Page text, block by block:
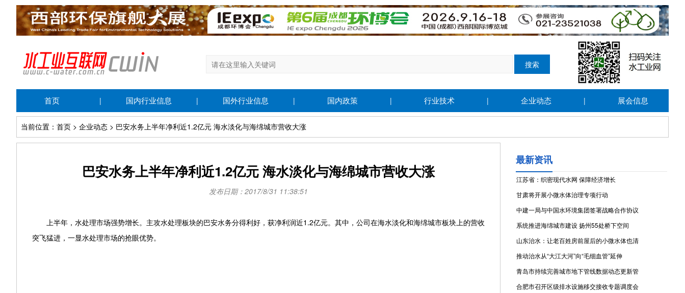
首页 | 国内行业信息 | 国外行业信息 | 国内政策 | 行业技术 | 企业动态 | 展会信息
当前位置：首页 > 企业动态 > 巴安水务上半年净利近1.2亿元 海水淡化与海绵城市营收大涨
巴安水务上半年净利近1.2亿元 海水淡化与海绵城市营收大涨
发布日期：2017/8/31 11:38:51
上半年，水处理市场强势增长。主攻水处理板块的巴安水务分得利好，获净利润近1.2亿元。其中，公司在海水淡化和海绵城市板块上的营收
突飞猛进，一显水处理市场的抢眼优势。
最新资讯
江苏省：织密现代水网 保障经济增长
甘肃将开展小微水体治理专项行动
中建一局与中国水环境集团签署战略合作协议
系统推进海绵城市建设 扬州55处桥下空间
山东治水：让老百姓房前屋后的小微水体也清
推动治水从“大江大河”向“毛细血管”延伸
青岛市持续完善城市地下管线数据动态更新管
合肥市召开区级排水设施移交接收专题调度会